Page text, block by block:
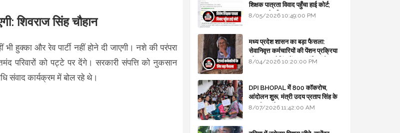
शिवराज सिंह चौहान
हुक्का और रेव पार्टी नहीं होने दी जाएगी। नशे की परंपरा
परिवारों को पट्टे पर देंगे। सरकारी संपत्ति को नुकसान
संवाद कार्यक्रम में बोल रहे थे।
शिक्षक पात्रता विवाद पहुँचा हाई कोर्ट;
सरकार से माँगा जवाब
8/05/2026 10:49:00 PM
मध्य प्रदेश शासन का बड़ा फैसला:
सेवानिवृत्त कर्मचारियों की पेंशन प्रक्रिया
और बजट कोडिंग में हुए क्रांतिकारी
8/04/2026 10:20:00 PM
DPI BHOPAL में 800 कॉकरोच,
आंदोलन शुरू, मंत्री उदय प्रताप सिंह के
घर भी जाएंगे
8/07/2026 11:42:00 AM